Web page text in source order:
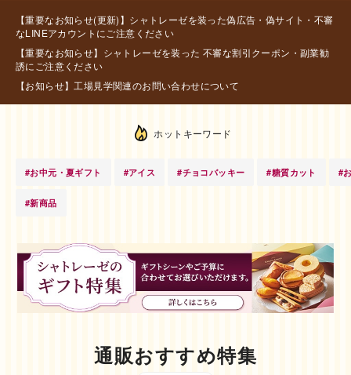
【重要なお知らせ(更新)】シャトレーゼを装った偽広告・偽サイト・不審
なLINEアカウントにご注意ください
【重要なお知らせ】シャトレーゼを装った 不審な割引クーポン・副業勧
誘にご注意ください
【お知らせ】工場見学関連のお問い合わせについて
ホットキーワード
#お中元・夏ギフト #アイス #チョコバッキー #糖質カット #
#新商品
通販おすすめ特集